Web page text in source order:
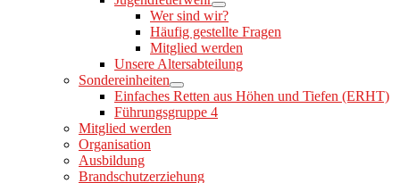
Wer sind wir?
Häufig gestellte Fragen
Mitglied werden
Unsere Altersabteilung
Sondereinheiten
Einfaches Retten aus Höhen und Tiefen (ERHT)
Führungsgruppe 4
Mitglied werden
Organisation
Ausbildung
Brandschutzerziehung